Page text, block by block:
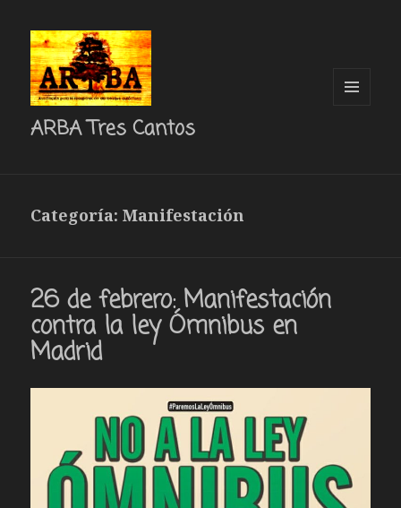
ARBA Tres Cantos
Categoría: Manifestación
26 de febrero: Manifestación
contra la ley Ómnibus en
Madrid